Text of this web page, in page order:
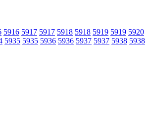
5916 5917 5917 5918 5918 5919 5919 5920
5935 5935 5936 5936 5937 5937 5938 5938